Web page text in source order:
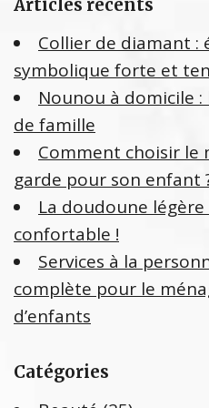
r
h
e
r
Articles récents
Collier de diamant :
symbolique forte et
Nounou à domicile
de famille
Comment choisir le
garde pour son enfant
La doudoune
confortable !
Services à la
complète pour le
d’enfants
Catégories